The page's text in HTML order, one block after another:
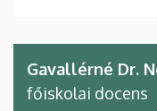
Gavallérné Dr.
főiskolai docens